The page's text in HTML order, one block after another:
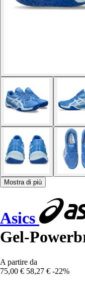
Mostra di più
Asics
Gel-
A partire da
75,00 € 58,27 € -22%